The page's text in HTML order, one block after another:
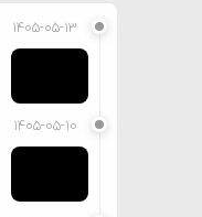
۱۴۰۵-۰۵-۱۳
۱۴۰۵-۰۵-۱۰